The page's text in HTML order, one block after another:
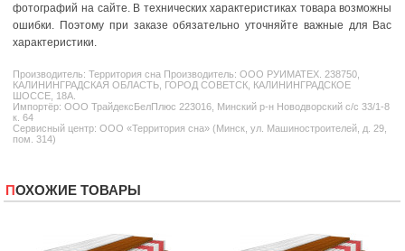
фотографий на сайте. В технических характеристиках товара возможны
ошибки. Поэтому при заказе обязательно уточняйте важные для Вас
характеристики.
Производитель:Территория сна Производитель: ООО РУИМАТЕХ. 238750,
КАЛИНИНГРАДСКАЯ ОБЛАСТЬ, ГОРОД СОВЕТСК, КАЛИНИНГРАДСКОЕ
ШОССЕ, 18А.
Импортёр: ООО ТрайдексБелПлюс 223016, Минский р-н Новодворский с/с 33/1-8
к. 64
Сервисный центр: ООО «Территория сна» (Минск, ул. Машиностроителей, д. 29,
пом. 314)
ПОХОЖИЕ ТОВАРЫ